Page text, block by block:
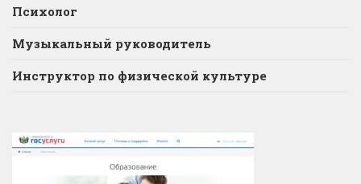
Психолог
Музыкальный руководитель
Инструктор по физической культуре